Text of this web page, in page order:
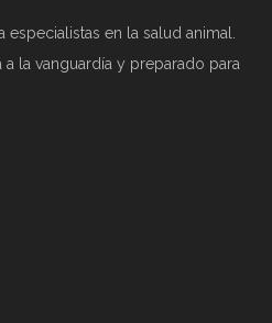
especialistas en la salud animal.
la vanguardía y preparado para